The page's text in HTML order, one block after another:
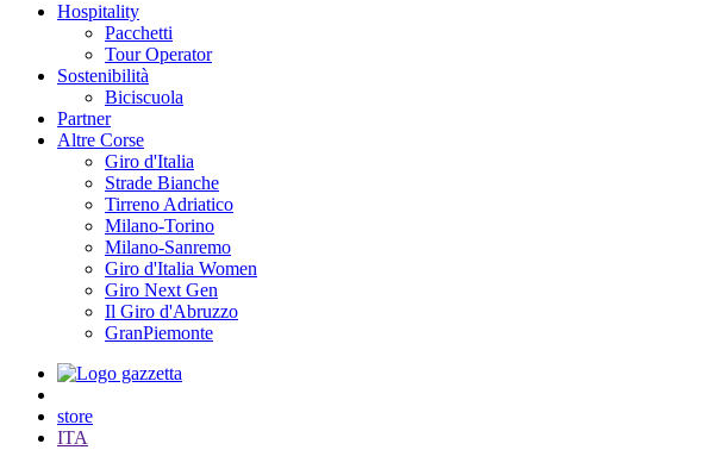
Hospitality
Pacchetti
Tour Operator
Sostenibilità
Biciscuola
Partner
Altre Corse
Giro d'Italia
Strade Bianche
Tirreno Adriatico
Milano-Torino
Milano-Sanremo
Giro d'Italia Women
Giro Next Gen
Il Giro d'Abruzzo
GranPiemonte
store
ITA